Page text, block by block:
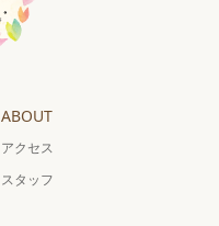
ABOUT
アクセス
スタッフ